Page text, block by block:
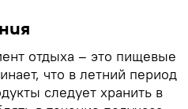
отдыха – это пищевые
что в летний период
следует хранить в